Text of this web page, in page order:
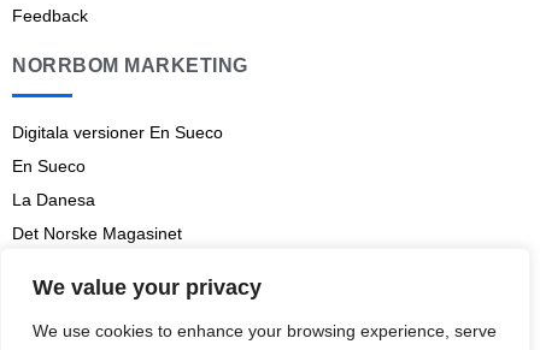
We value your privacy
We use cookies to enhance your browsing experience, serve
Feedback
NORRBOM MARKETING
Digitala versioner En Sueco
En Sueco
La Danesa
Det Norske Magasinet
Aviso legal
Prenumerationsvillkor